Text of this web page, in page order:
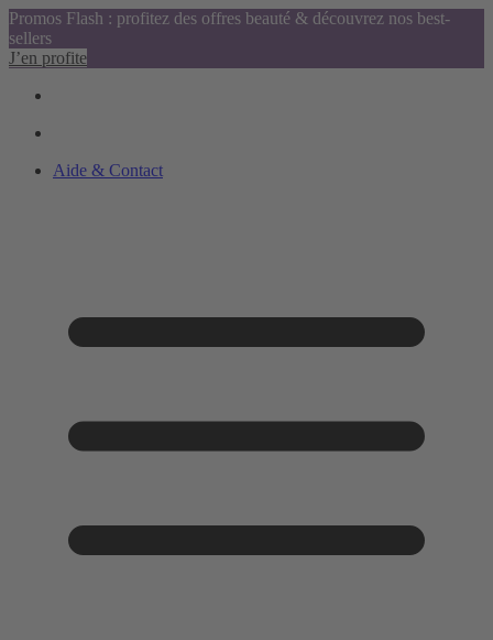
Promos Flash : profitez des offres beauté & découvrez nos best-
sellers
J’en profite
Aide & Contact